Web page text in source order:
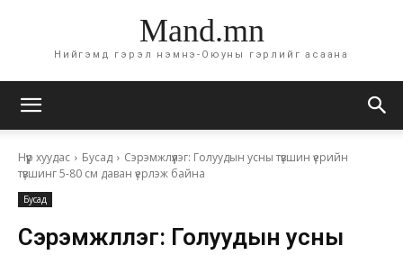
Mand.mn
Нийгэмд гэрэл нэмнэ-Оюуны гэрлийг асаана
Нүүр хуудас Бусад
Сэрэмжлүүлэг: Голуудын усны түвшин үерийн
түвшинг 5-80 см даван үерлэж байна
Бусад
Сэрэмжлүүлэг: Голуудын усны